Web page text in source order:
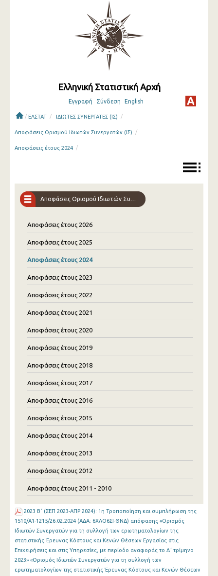
Ελληνική Στατιστική Αρχή
Εγγραφή Σύνδεση English
/ ΕΛΣΤΑΤ / ΙΔΙΩΤΕΣ ΣΥΝΕΡΓΑΤΕΣ (ΙΣ) /
Αποφάσεις Ορισμού Ιδιωτών Συνεργατών (ΙΣ) /
Αποφάσεις έτους 2024 /
Αποφάσεις Ορισμού Ιδιωτών Συνεργατών (ΙΣ)
Αποφάσεις έτους 2026
Αποφάσεις έτους 2025
Αποφάσεις έτους 2024
Αποφάσεις έτους 2023
Αποφάσεις έτους 2022
Αποφάσεις έτους 2021
Αποφάσεις έτους 2020
Αποφάσεις έτους 2019
Αποφάσεις έτους 2018
Αποφάσεις έτους 2017
Αποφάσεις έτους 2016
Αποφάσεις έτους 2015
Αποφάσεις έτους 2014
Αποφάσεις έτους 2013
Αποφάσεις έτους 2012
Αποφάσεις έτους 2011 - 2010
2023 Β΄ (ΣΕΠ 2023-ΑΠΡ 2024): 1η Τροποποίηση και συμπλήρωση της
1510/Α1-1215/26.02.2024 (ΑΔΑ: 6ΧΛΟ6ΣΙ-ΘΝΔ) απόφασης «Ορισμός
Ιδιωτών Συνεργατών για τη συλλογή των ερωτηματολογίων της
στατιστικής Έρευνας Κόστους και Κενών Θέσεων Εργασίας στις
Επιχειρήσεις και στις Υπηρεσίες, με περίοδο αναφοράς το Δ΄ τρίμηνο
2023» «Ορισμός Ιδιωτών Συνεργατών για τη συλλογή των
ερωτηματολογίων της στατιστικής Έρευνας Κόστους και Κενών Θέσεων